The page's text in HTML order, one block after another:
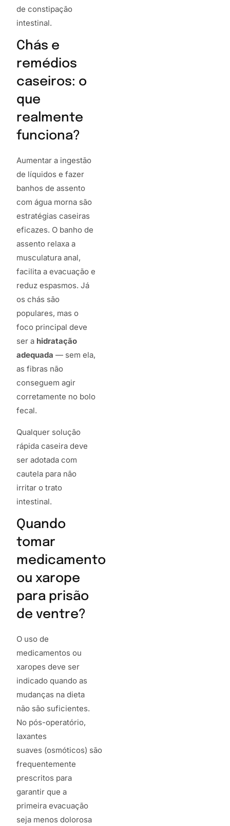
de constipação
intestinal.
Chás e
remédios
caseiros: o
que
realmente
funciona?
Aumentar a ingestão
de líquidos e fazer
banhos de assento
com água morna são
estratégias caseiras
eficazes. O banho de
assento relaxa a
musculatura anal,
facilita a evacuação e
reduz espasmos. Já
os chás são
populares, mas o
foco principal deve
ser a hidratação
adequada — sem ela,
as fibras não
conseguem agir
corretamente no bolo
fecal.
Qualquer solução
rápida caseira deve
ser adotada com
cautela para não
irritar o trato
intestinal.
Quando
tomar
medicamento
ou xarope
para prisão
de ventre?
O uso de
medicamentos ou
xaropes deve ser
indicado quando as
mudanças na dieta
não são suficientes.
No pós-operatório,
laxantes
suaves (osmóticos) são
frequentemente
prescritos para
garantir que a
primeira evacuação
seja menos dolorosa